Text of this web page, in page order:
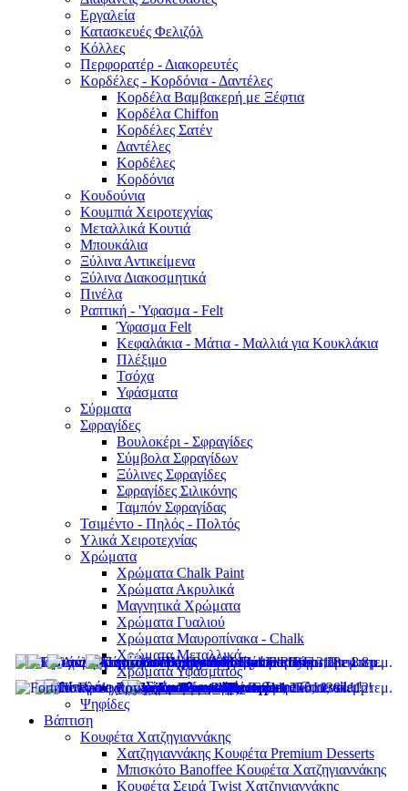
Εργαλεία
Κατασκευές Φελιζόλ
Κόλλες
Περφορατέρ - Διακορευτές
Κορδέλες - Κορδόνια - Δαντέλες
Κορδέλα Βαμβακερή με Ξέφτια
Κορδέλα Chiffon
Κορδέλες Σατέν
Δαντέλες
Κορδέλες
Κορδόνια
Κουδούνια
Κουμπιά Χειροτεχνίας
Μεταλλικά Κουτιά
Μπουκάλια
Ξύλινα Αντικείμενα
Ξύλινα Διακοσμητικά
Πινέλα
Ραπτική - 'Υφασμα - Felt
Ύφασμα Felt
Κεφαλάκια - Μάτια - Μαλλιά για Κουκλάκια
Πλέξιμο
Τσόχα
Υφάσματα
Σύρματα
Σφραγίδες
Βουλοκέρι - Σφραγίδες
Σύμβολα Σφραγίδων
Ξύλινες Σφραγίδες
Σφραγίδες Σιλικόνης
Ταμπόν Σφραγίδας
Τσιμέντο - Πηλός - Πολτός
Υλικά Χειροτεχνίας
Χρώματα
Χρώματα Chalk Paint
Χρώματα Ακρυλικά
Μαγνητικά Χρώματα
Χρώματα Γυαλιού
Χρώματα Μαυροπίνακα - Chalk
Χρώματα Μεταλλικά
Χρώματα Υφάσματος
Χρώματα Φωσφοριζέ
Ψηφίδες
Βάπτιση
Κουφέτα Χατζηγιαννάκης
Χατζηγιαννάκης Κουφέτα Premium Desserts
Μπισκότο Banoffee Κουφέτα Χατζηγιαννάκης
Κουφέτα Σειρά Twist Χατζηγιαννάκης